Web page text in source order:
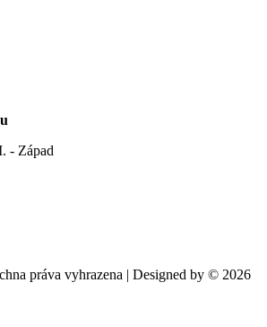
- Západ
práva vyhrazena | Designed by © 2026